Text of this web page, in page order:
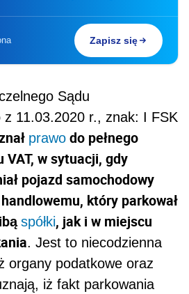
Zapisz się
Sądu
11.03.2020 r., znak: I FSK
prawo do pełnego
w sytuacji, gdy
pojazd samochodowy
który parkował
spółki, jak i w miejscu
. Jest to niecodzienna
organy podatkowe oraz
iż fakt parkowania